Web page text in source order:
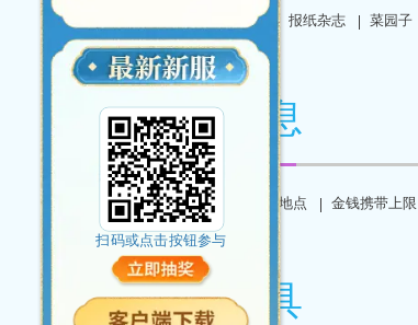
文学课
报纸杂志 菜园子
常用信息
常用信息 宝宝练级地点 金钱携带上限
辅助工具
扫码或点击按钮参与